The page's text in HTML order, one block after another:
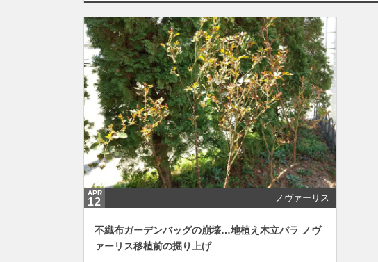
APR
12 ノヴァーリス
不織布ガーデンバッグの崩壊…地植え木立バラ ノヴ
ァーリス移植前の掘り上げ